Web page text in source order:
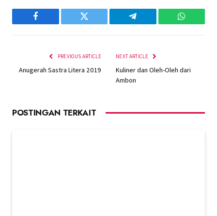
Facebook Twitter Telegram
PREVIOUS ARTICLE
Anugerah Sastra Litera 2019
NEXT ARTICLE
Kuliner dan Oleh-Oleh dari
Ambon
POSTINGAN TERKAIT